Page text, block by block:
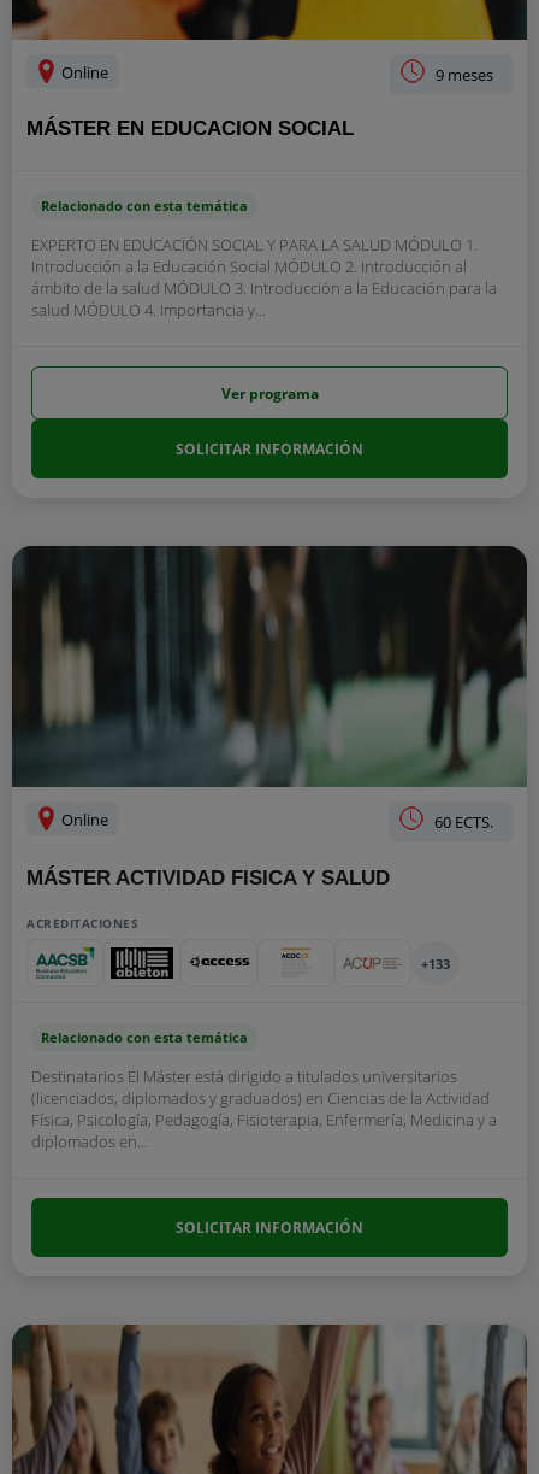
Online 9 meses
MÁSTER EN EDUCACION SOCIAL
Relacionado con esta temática
EXPERTO EN EDUCACIÓN SOCIAL Y PARA LA SALUD MÓDULO 1.
Introducción a la Educación Social MÓDULO 2. Introducción al
ámbito de la salud MÓDULO 3. Introducción a la Educación para la
salud MÓDULO 4. Importancia y...
Ver programa
SOLICITAR INFORMACIÓN
Online 60 ECTS.
MÁSTER ACTIVIDAD FISICA Y SALUD
ACREDITACIONES
+133
Relacionado con esta temática
Destinatarios El Máster está dirigido a titulados universitarios
(licenciados, diplomados y graduados) en Ciencias de la Actividad
Física, Psicología, Pedagogía, Fisioterapia, Enfermería, Medicina y a
diplomados en...
SOLICITAR INFORMACIÓN